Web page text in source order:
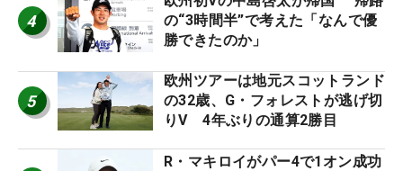
4
の“3時間半”で考えた「なんで優
勝できたのか」
5
欧州ツアーは地元スコットランド
の32歳、G・フォレストが逃げ切
りV 4年ぶりの通算2勝目
R・マキロイがパー4で1オン成功